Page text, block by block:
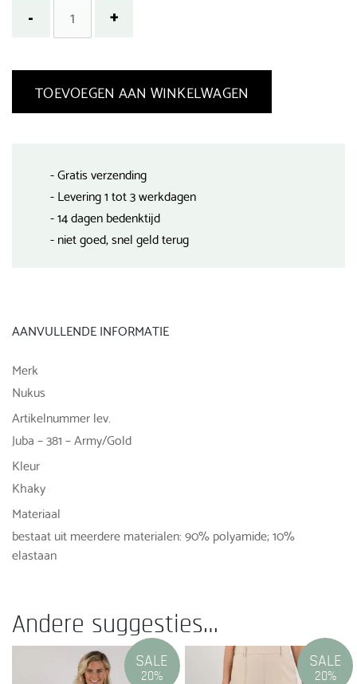
TOEVOEGEN AAN WINKELWAGEN
- Gratis verzending
- Levering 1 tot 3 werkdagen
- 14 dagen bedenktijd
- niet goed, snel geld terug
AANVULLENDE INFORMATIE
Merk
Nukus
Artikelnummer lev.
Juba – 381 – Army/Gold
Kleur
Khaky
Materiaal
bestaat uit meerdere materialen: 90% polyamide; 10%
elastaan
Andere suggesties…
SALE
20%
SALE
20%